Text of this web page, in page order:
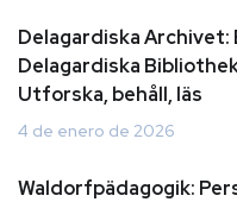
Delagardiska Archivet:
Delagardiska
Utforska, behåll, läs
4 de enero de 2026
Waldorfpädagogik: